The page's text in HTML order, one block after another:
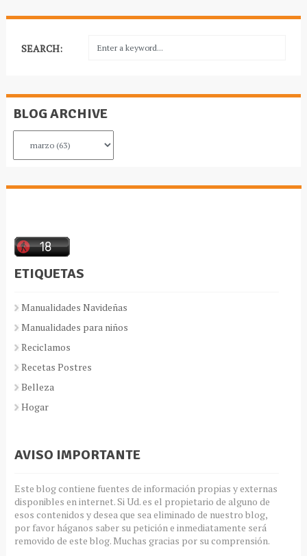
SEARCH:
BLOG ARCHIVE
ETIQUETAS
Manualidades Navideñas
Manualidades para niños
Reciclamos
Recetas Postres
Belleza
Hogar
AVISO IMPORTANTE
Este blog contiene fuentes de información propias y externas
disponibles en internet. Si Ud. es el propietario de alguno de
esos contenidos y desea que sea eliminado de nuestro blog,
por favor háganos saber su petición e inmediatamente será
removido de este blog. Muchas gracias por su comprensión.